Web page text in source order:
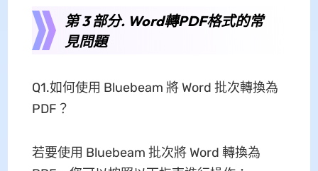
第 3 部分. Word轉PDF格式的常
見問題
Q1.如何使用 Bluebeam 將 Word 批次轉換為
PDF？
若要使用 Bluebeam 批次將 Word 轉換為